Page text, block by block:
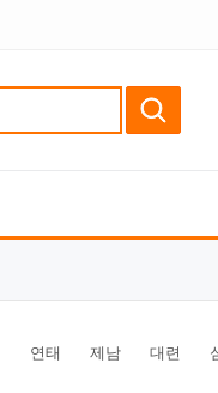
연태 제남 대련